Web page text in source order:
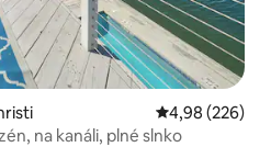
Priemerné
4,98 (226)
na kanáli, plné slnko